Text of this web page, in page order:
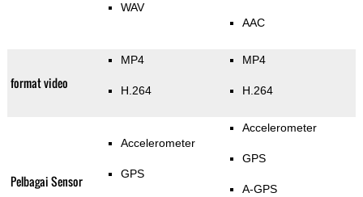
WAV
AAC
format video
MP4
H.264
MP4
H.264
Pelbagai Sensor
Accelerometer
GPS
Accelerometer
GPS
A-GPS